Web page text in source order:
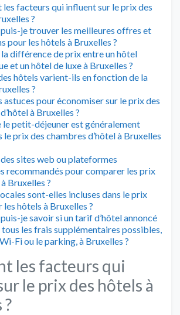
les facteurs qui influent sur le prix des
?
je trouver les meilleures offres et
pour les hôtels à Bruxelles ?
différence de prix entre un hôtel
et un hôtel de luxe à Bruxelles ?
hôtels varient-ils en fonction de la
?
astuces pour économiser sur le prix des
à Bruxelles ?
le petit-déjeuner est généralement
le prix des chambres d’hôtel à Bruxelles
sites web ou plateformes
recommandés pour comparer les prix
Bruxelles ?
sont-elles incluses dans le prix
hôtels à Bruxelles ?
je savoir si un tarif d’hôtel annoncé
les frais supplémentaires possibles,
Fi ou le parking, à Bruxelles ?
les facteurs qui
le prix des hôtels à